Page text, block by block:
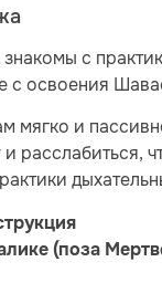
с
с освоения
мягко и
и расслабиться,
(поза